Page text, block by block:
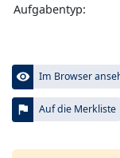
Aufgabentyp:
visibility Im Browser
flag Auf die Merkliste